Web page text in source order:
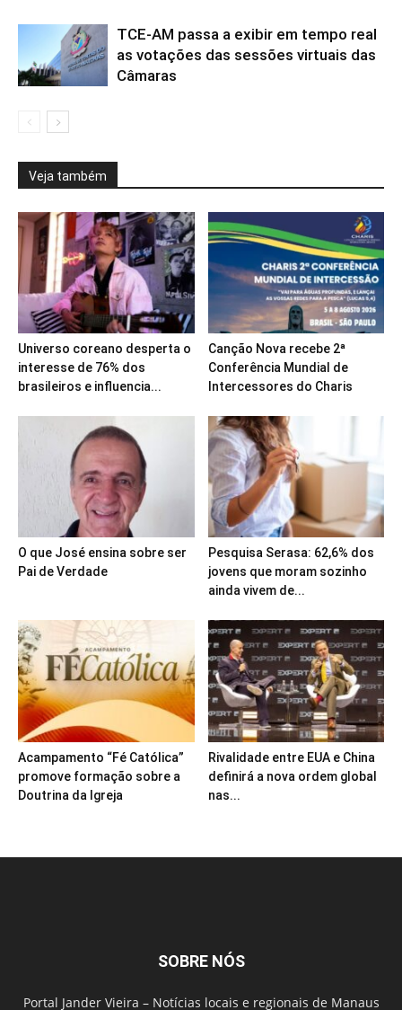
TCE-AM passa a exibir em tempo real
as votações das sessões virtuais das
Câmaras
Veja também
Universo coreano desperta o
interesse de 76% dos
brasileiros e influencia...
Canção Nova recebe 2ª
Conferência Mundial de
Intercessores do Charis
O que José ensina sobre ser
Pai de Verdade
Pesquisa Serasa: 62,6% dos
jovens que moram sozinho
ainda vivem de...
Acampamento “Fé Católica”
promove formação sobre a
Doutrina da Igreja
Rivalidade entre EUA e China
definirá a nova ordem global
nas...
SOBRE NÓS
Portal Jander Vieira – Notícias locais e regionais de Manaus